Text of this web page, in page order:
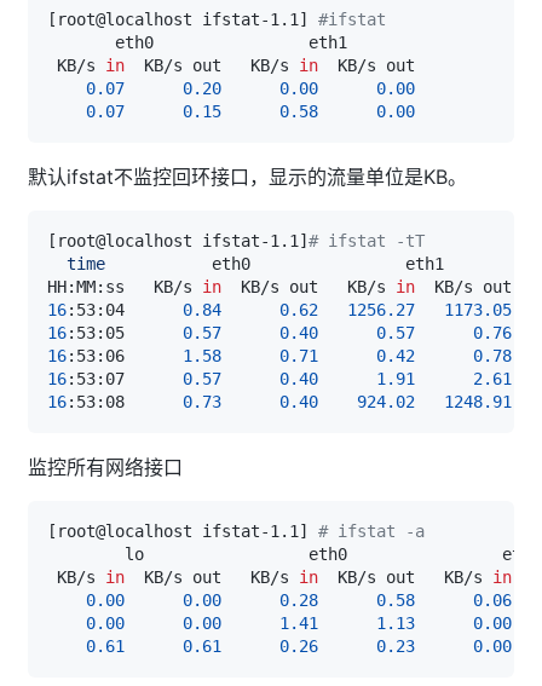
[ root@localhost ifstat-1.1 ]
#ifstat
KB/s in
  KB/s out   KB/s
in
0.07
0.20 0.00
0.00
0.07
0.15 0.58 0.00
默认ifstat不监控回环接口，显示的流量单位是KB。
[ root@localhost ifstat-1.1 ] # ifstat -tT
time
HH:MM:ss   KB/s in
  KB/s out   KB/s
in
KB/s out
16:53:04 0.84 0.62 1256.27
1173.05
16:53:05 0.57 0.40 0.57
0.76
16:53:06 1.58 0.71 0.42
0.78
16:53:07 0.57 0.40 1.91
2.61
16:53:08 0.73 0.40 924.02 1248.91
监控所有网络接口
[ root@localhost ifstat-1.1 ] # ifstat -a
KB/s in
  KB/s out   KB/s
in
  KB/s out   KB/s
in
0.00
0.00 0.28 0.58
0.06
0.00
0.00 1.41 1.13
0.00
0.61
0.61 0.26 0.23 0.00